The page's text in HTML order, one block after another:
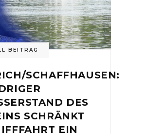
BEITRAG
SCHAFFHAUSEN:
DES
SCHRÄNKT
EIN